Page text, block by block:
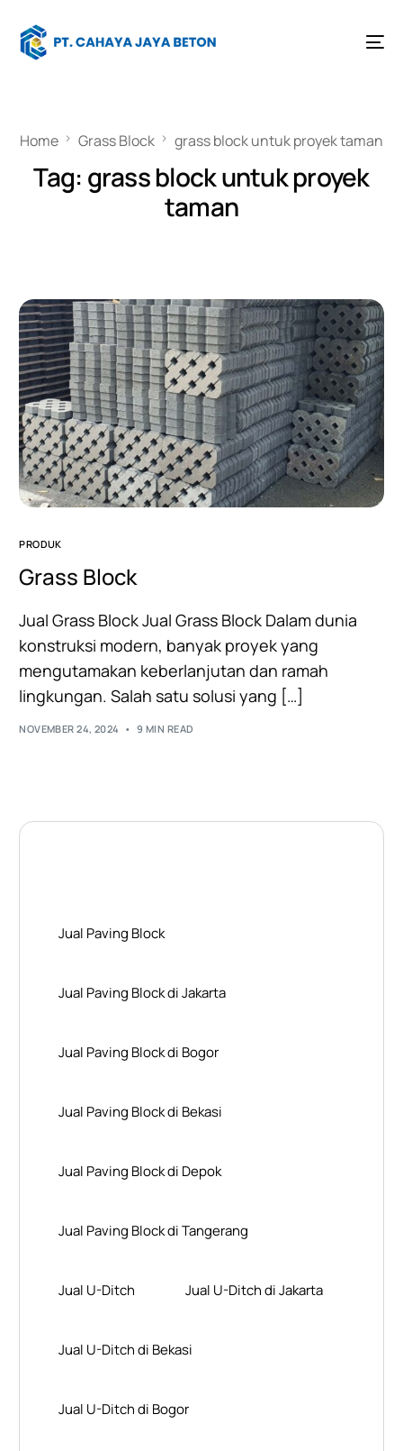
Home Grass Block grass block untuk proyek taman
Tag: grass block untuk proyek
taman
PRODUK
Grass Block
Jual Grass Block Jual Grass Block Dalam dunia
konstruksi modern, banyak proyek yang
mengutamakan keberlanjutan dan ramah
lingkungan. Salah satu solusi yang […]
NOVEMBER 24, 2024 9 MIN READ
Jual Paving Block
Jual Paving Block di Jakarta
Jual Paving Block di Bogor
Jual Paving Block di Bekasi
Jual Paving Block di Depok
Jual Paving Block di Tangerang
Jual U-Ditch Jual U-Ditch di Jakarta
Jual U-Ditch di Bekasi
Jual U-Ditch di Bogor